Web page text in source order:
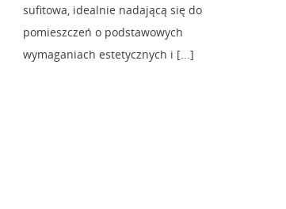
sufitowa, idealnie nadającą się do
pomieszczeń o podstawowych
wymaganiach estetycznych i [...]